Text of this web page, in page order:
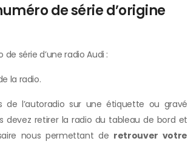
de série d’origine
série d’une radio Audi :
la radio.
l’autoradio sur une étiquette ou gravé
devez retirer la radio du tableau de bord et
nous permettant de retrouver votre